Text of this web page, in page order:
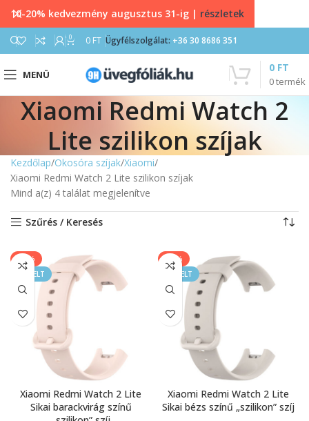
0 0 FT Ügyfélszolgálat: +36 30 8686 351
MENÜ
0termék
0 FT
Xiaomi Redmi Watch 2
Lite szilikon szíjak
Kezdőlap Okosóra szíjak Xiaomi
Xiaomi Redmi Watch 2 Lite szilikon szíjak
Mind a(z) 4 találat megjelenítve
Szűrés / Keresés
-40%
KIEMELT
Xiaomi Redmi Watch 2 Lite
Sikai barackvirág színű
-40%
KIEMELT
Xiaomi Redmi Watch 2 Lite
Sikai bézs színű „szilikon” szíj
10-20% kedvezmény augusztus 31-ig | részletek